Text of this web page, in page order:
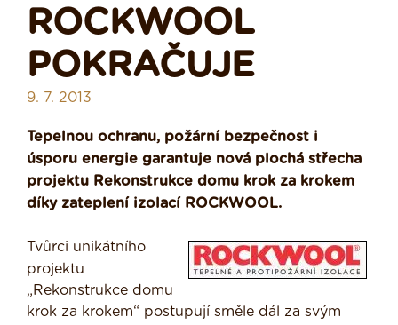
ROCKWOOL
POKRAČUJE
9. 7. 2013
Tepelnou ochranu, požární bezpečnost i
úsporu energie garantuje nová plochá střecha
projektu Rekonstrukce domu krok za krokem
díky zateplení izolací ROCKWOOL.
Tvůrci unikátního
projektu
„Rekonstrukce domu
krok za krokem“ postupují směle dál za svým